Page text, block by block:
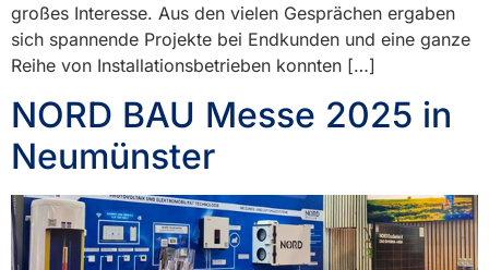
großes Interesse. Aus den vielen Gesprächen ergaben
sich spannende Projekte bei Endkunden und eine ganze
Reihe von Installationsbetrieben konnten […]
NORD BAU Messe 2025 in
Neumünster